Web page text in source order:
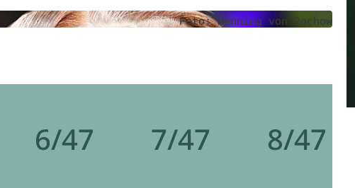
Foto: Henning von Rochow
6/47 7/47 8/47